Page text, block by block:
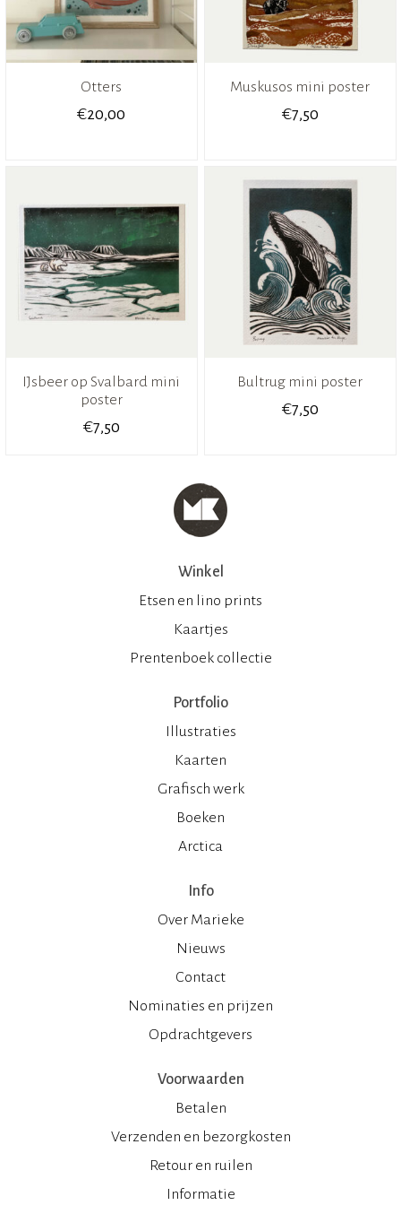
Otters
€20,00
Muskusos mini poster
€7,50
IJsbeer op Svalbard mini
poster
€7,50
Bultrug mini poster
€7,50
Winkel
Etsen en lino prints
Kaartjes
Prentenboek collectie
Portfolio
Illustraties
Kaarten
Grafisch werk
Boeken
Arctica
Info
Over Marieke
Nieuws
Contact
Nominaties en prijzen
Opdrachtgevers
Voorwaarden
Betalen
Verzenden en bezorgkosten
Retour en ruilen
Informatie